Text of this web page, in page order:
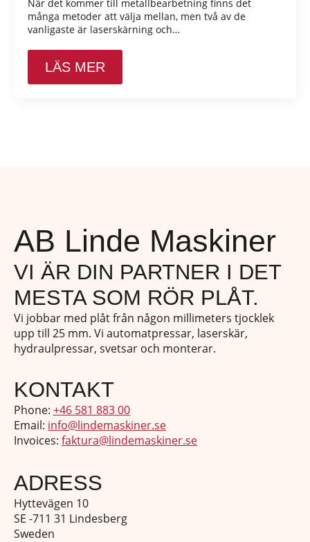
När det kommer till metallbearbetning finns det
många metoder att välja mellan, men två av de
vanligaste är laserskärning och…
LÄS MER
AB Linde Maskiner
VI ÄR DIN PARTNER I DET
MESTA SOM RÖR PLÅT.
Vi jobbar med plåt från någon millimeters tjocklek
upp till 25 mm. Vi automatpressar, laserskär,
hydraulpressar, svetsar och monterar.
KONTAKT
Phone: +46 581 883 00
Email: info@lindemaskiner.se
Invoices: faktura@lindemaskiner.se
ADRESS
Hyttevägen 10
SE -711 31 Lindesberg
Sweden